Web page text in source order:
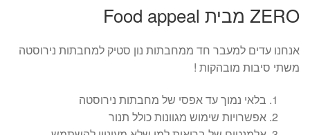
ZERO מבית Food appeal
אנחנו עדים למעבר חד ממחבתות נון סטיק למחבתות נירוסטה
משתי סיבות מובהקות !
בלאי נמוך עד אפסי של מחבתות נירוסטה
אפשרויות שימוש מגוונות כולל תנור